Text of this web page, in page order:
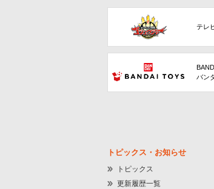
テレ
バン
トピックス・お知らせ
トピックス
更新履歴一覧